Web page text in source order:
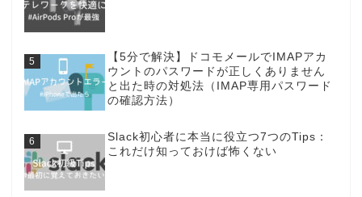
【5分で解決】ドコモメールでIMAPアカ
ウントのパスワードが正しくありません
と出た時の対処法（IMAP専用パスワード
の確認方法）
Slack初心者に本当に役立つ7つのTips：
これだけ知っておけば怖くない